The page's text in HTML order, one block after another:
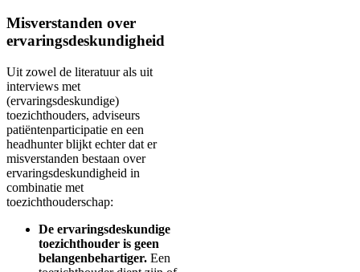
Misverstanden over
ervaringsdeskundigheid
Uit zowel de literatuur als uit
interviews met
(ervaringsdeskundige)
toezichthouders, adviseurs
patiëntenparticipatie en een
headhunter blijkt echter dat er
misverstanden bestaan over
ervaringsdeskundigheid in
combinatie met
toezichthouderschap:
De ervaringsdeskundige
toezichthouder is geen
belangenbehartiger. Een